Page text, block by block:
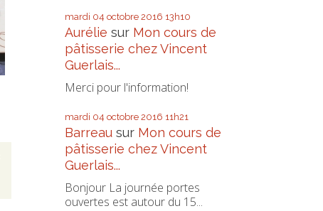
mardi 04 octobre 2016 13h10
Aurélie sur Mon cours de
pâtisserie chez Vincent
Guerlais...
Merci pour l'information!
mardi 04 octobre 2016 11h21
Barreausur Mon cours de
pâtisserie chez Vincent
Guerlais...
Bonjour La journée portes
ouvertes est autour du 15...